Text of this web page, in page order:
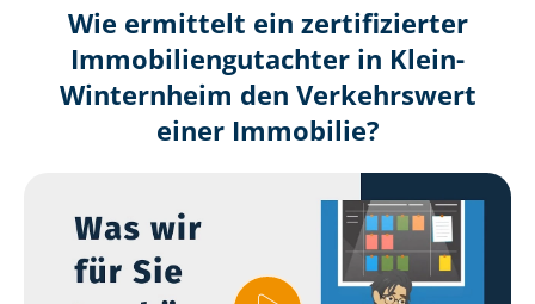
Wie ermittelt ein zertifizierter
Immobilien­gutachter in Klein-
Winternheim den Verkehrswert
einer Immobilie?